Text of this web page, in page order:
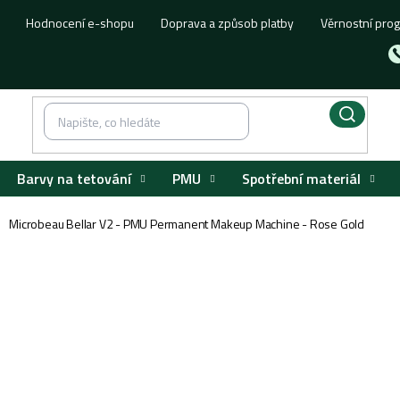
Hodnocení e-shopu Doprava a způsob platby Věrnostní
Barvy na tetování PMU Spotřební materiál
Microbeau Bellar V2 - PMU Permanent Makeup Machine - Rose Gold